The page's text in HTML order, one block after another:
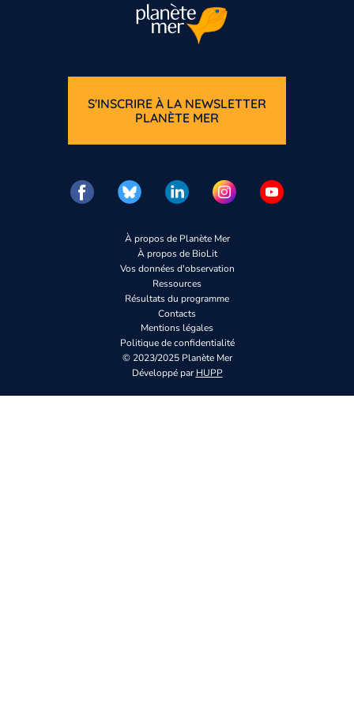
À propos de Planète Mer
À propos de BioLit
Vos données d'observation
Ressources
Résultats du programme
Contacts
Mentions légales
Politique de confidentialité
© 2023/2025 Planète Mer
Développé parHUPP
S'INSCRIRE À LA NEWSLETTER
PLANÈTE MER